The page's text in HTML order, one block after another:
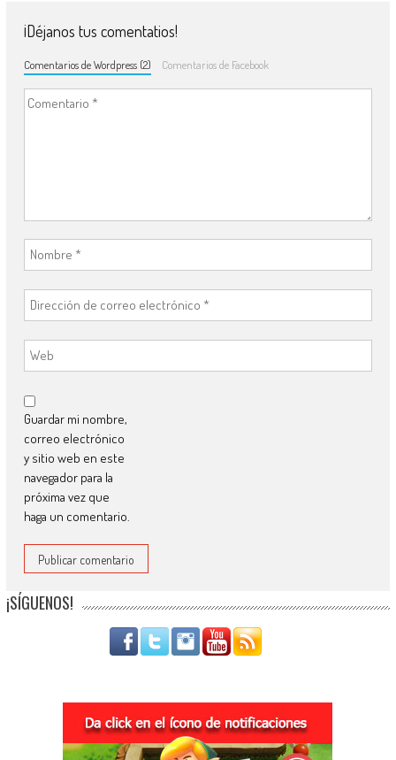
¡Déjanos tus comentatios!
Comentarios de Wordpress (2) Comentarios de Facebook
Guardar mi nombre,
correo electrónico
y sitio web en este
navegador para la
próxima vez que
haga un comentario.
¡SÍGUENOS!